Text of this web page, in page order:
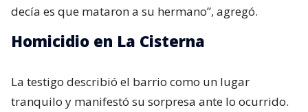
decía es que mataron a su hermano”, agregó.
Homicidio en La Cisterna
La testigo describió el barrio como un lugar
tranquilo y manifestó su sorpresa ante lo ocurrido.